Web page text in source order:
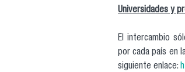
Universidades y
El intercambio
por cada país en
siguiente enlace: